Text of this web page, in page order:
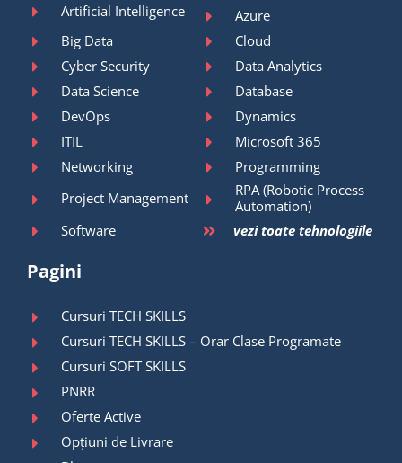
Artificial Intelligence
Azure
Big Data
Cloud
Cyber Security
Data Analytics
Data Science
Database
DevOps
Dynamics
ITIL
Microsoft 365
Networking
Programming
Project Management
RPA (Robotic Process
Automation)
Software
vezi toate tehnologiile
Pagini
Cursuri TECH SKILLS
Cursuri TECH SKILLS – Orar Clase Programate
Cursuri SOFT SKILLS
PNRR
Oferte Active
Opțiuni de Livrare